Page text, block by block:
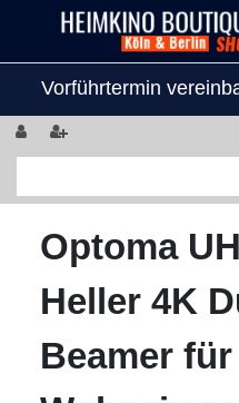
Vorführtermin
Optoma
Heller 4K
Beamer